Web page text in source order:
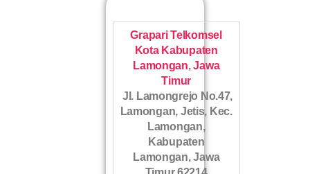
Grapari Telkomsel
Kota Kabupaten
Lamongan,Jawa
Timur
Jl. Lamongrejo No.47,
Lamongan, Jetis, Kec.
Lamongan,
Kabupaten
Lamongan, Jawa